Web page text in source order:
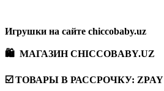
Игрушки на сайте chiccobaby.uz
🛍 МАГАЗИН CHICCOBABY.UZ
☑️ ТОВАРЫ В РАССРОЧКУ: ZPAY